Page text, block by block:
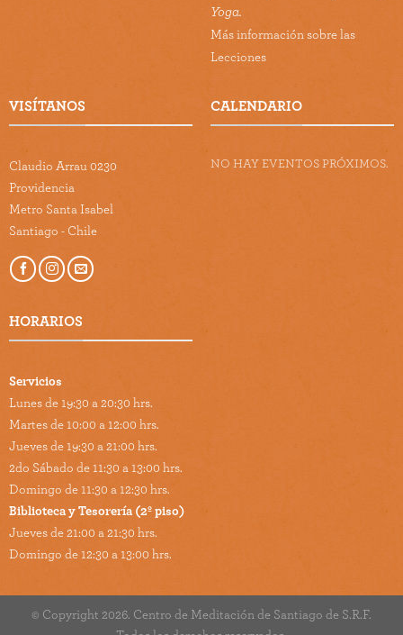
Yoga.
Más información sobre las
Lecciones
VISÍTANOS
Claudio Arrau 0230
Providencia
Metro Santa Isabel
Santiago - Chile
HORARIOS
Servicios
Lunes de 19:30 a 20:30 hrs.
Martes de 10:00 a 12:00 hrs.
Jueves de 19:30 a 21:00 hrs.
2do Sábado de 11:30 a 13:00 hrs.
Domingo de 11:30 a 12:30 hrs.
Biblioteca y Tesorería (2º piso)
Jueves de 21:00 a 21:30 hrs.
Domingo de 12:30 a 13:00 hrs.
CALENDARIO
NO HAY EVENTOS PRÓXIMOS.
© Copyright 2026. Centro de Meditación de Santiago de S.R.F.